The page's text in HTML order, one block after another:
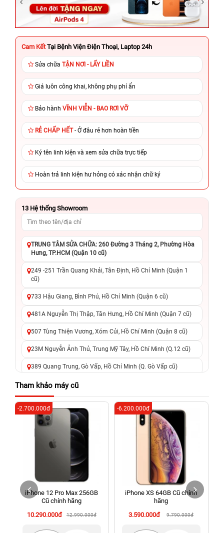
Cam Kết Tại Bệnh Viện Điện Thoại, Laptop 24h
Sửa chữa TẬN NƠI - LẤY LIỀN
Giá luôn công khai, không phụ phí ẩn
Bảo hành VĨNH VIỄN - BAO RƠI VỠ
RẺ CHẤP HẾT- Ở đâu rẻ hơn hoàn tiền
Ký tên linh kiện và xem sửa chữa trực tiếp
Hoàn trả linh kiện hư hỏng có xác nhận chữ ký
13 Hệ thống Showroom
TRUNG TÂM SỬA CHỮA: 260 Đường 3 Tháng 2, Phường Hòa
Hưng, TP.HCM (Quận 10 cũ)
249 -251 Trần Quang Khải, Tân Định, Hồ Chí Minh (Quận 1
cũ)
733 Hậu Giang, Bình Phú, Hồ Chí Minh (Quận 6 cũ)
481A Nguyễn Thị Thập, Tân Hưng, Hồ Chí Minh (Quận 7 cũ)
507 Tùng Thiện Vương, Xóm Củi, Hồ Chí Minh (Quận 8 cũ)
23M Nguyễn Ảnh Thủ, Trung Mỹ Tây, Hồ Chí Minh (Q.12 cũ)
389 Quang Trung, Gò Vấp, Hồ Chí Minh (Q. Gò Vấp cũ)
625 - 625A Âu Cơ, Tân Phú, Hồ Chí Minh (Quận Tân Phú cũ)
326 Lê Văn Việt, Tăng Nhơn Phú, Hồ Chí Minh (Q.9 TP. Thủ
Đức cũ)
256 Võ Văn Ngân, Thủ Đức, Hồ Chí Minh (Bình Thọ, TP. Thủ
Đức Cũ)
70 Nguyễn An Ninh, Dĩ An, Hồ Chí Minh (Bình Dương Cũ)
24h Vũng Tàu: 162A Ba Cu, Vũng Tàu, Hồ Chí Minh (TP. Vũng
Tàu cũ)
198 Hoàng Văn Thụ, Tân Sơn Nhất, Hồ Chí Minh (Tân Bình
Tham khảo máy cũ
iPhone 12 Pro Max 256GB
Cũ chính hãng
10.290.000đ
12.990.000đ
-2.700.000đ
iPhone XS 64GB Cũ chính
hãng
3.590.000đ
9.790.000đ
-6.200.000đ